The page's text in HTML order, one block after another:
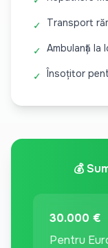
✓ Transport
✓ Ambulanță la
✓ Însoțitor
💰
30.000 €
Pentru